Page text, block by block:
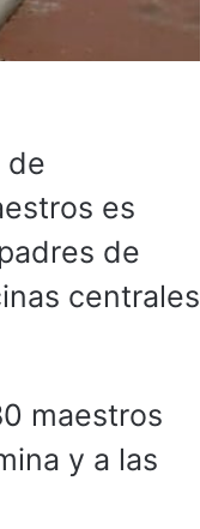
de
es
de
centrales
maestros
y a las